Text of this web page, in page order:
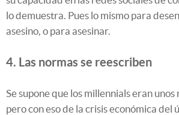
lo demuestra. Pues lo mismo para
asesino, o para asesinar.
4. Las normas se reescriben
Se supone que los millennials eran unos
pero con eso de la crisis económica del